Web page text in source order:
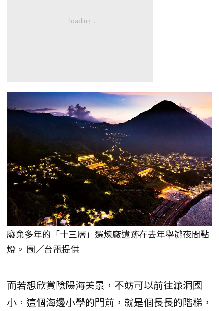
廢棄多年的「十三層」選煉廠遺跡在去年舉辦夜間點
燈。 圖／台電提供
而若想欣賞陰陽海美景，不妨可以前往濂洞國
小，這個海邊小學的門前，就是個長長的階梯，